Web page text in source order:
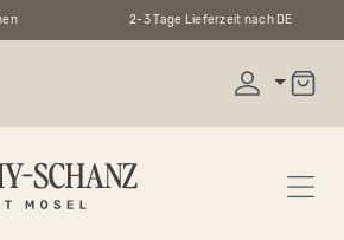
2-3 Tage Lieferzeit nach DE